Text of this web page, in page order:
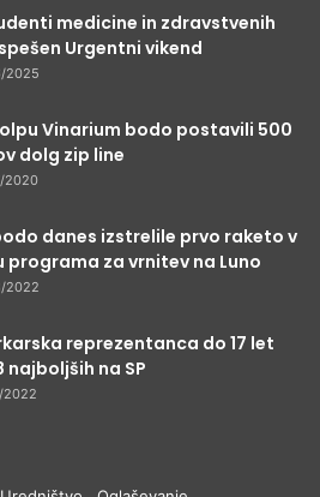
medicine in zdravstvenih
Urgentni vikend
2025
Vinarium bodo postavili 500
dolg zip line
2020
danes izstrelile prvo raketo v
programa za vrnitev na Luno
2022
reprezentanca do 17 let
najboljših na SP
2022